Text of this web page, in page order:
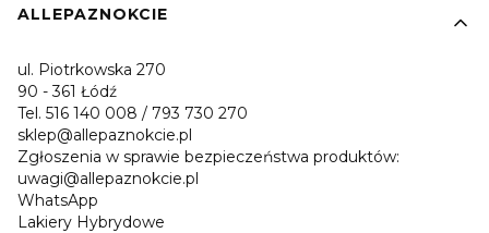
Linki w stopce
ALLEPAZNOKCIE
ul. Piotrkowska 270
90 - 361 Łódź
Tel. 516 140 008 / 793 730 270
sklep@allepaznokcie.pl
Zgłoszenia w sprawie bezpieczeństwa produktów:
uwagi@allepaznokcie.pl
WhatsApp
Lakiery Hybrydowe